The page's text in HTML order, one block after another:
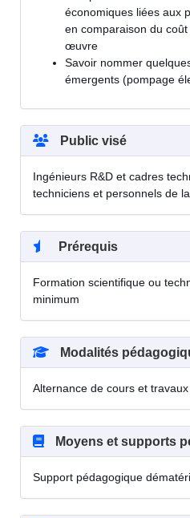
économiques liées aux
en comparaison du
œuvre
Savoir nommer
émergents (pompage
Public visé
Ingénieurs R&D et cadres
techniciens et personnels de
Prérequis
Formation scientifique ou
minimum
Modalités
Alternance de cours et
Moyens et supports
Support pédagogique